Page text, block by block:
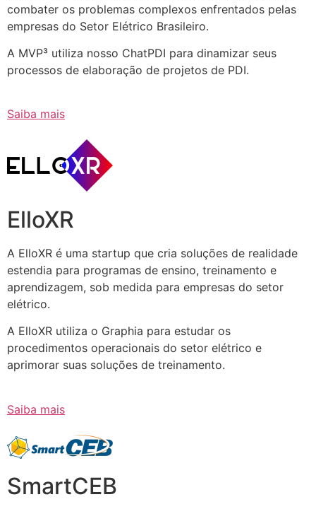
combater os problemas complexos enfrentados pelas
empresas do Setor Elétrico Brasileiro.
A MVP³ utiliza nosso ChatPDI para dinamizar seus
processos de elaboração de projetos de PDI.
Saiba mais
ElloXR
A ElloXR é uma startup que cria soluções de realidade
estendia para programas de ensino, treinamento e
aprendizagem, sob medida para empresas do setor
elétrico.
A ElloXR utiliza o Graphia para estudar os
procedimentos operacionais do setor elétrico e
aprimorar suas soluções de treinamento.
Saiba mais
SmartCEB